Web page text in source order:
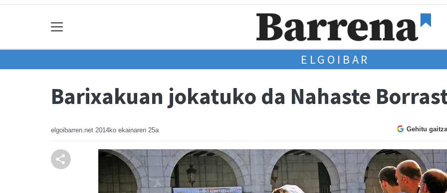
ELGOIBAR
Barixakuan jokatuko da Nahaste
elgoibarren.net 2014ko ekainaren 25a Gehitu